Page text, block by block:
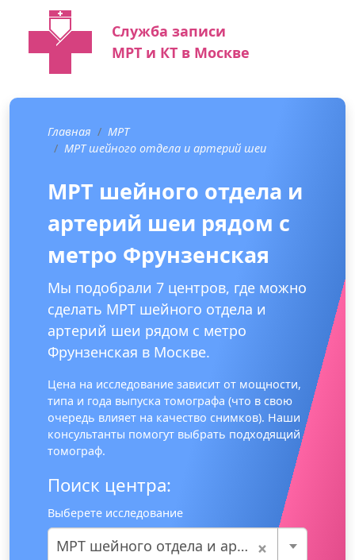
Служба записи
МРТ и КТ в Москве
Главная
МРТ
МРТ шейного отдела и артерий шеи
МРТ шейного отдела и
артерий шеи рядом с
метро Фрунзенская
Мы подобрали 7 центров, где можно
сделать МРТ шейного отдела и
артерий шеи рядом с метро
Фрунзенская в Москве.
Цена на исследование зависит от мощности,
типа и года выпуска томографа (что в свою
очередь влияет на качество снимков). Наши
консультанты помогут выбрать подходящий
томограф.
Поиск центра:
Выберете исследование
×
МРТ шейного отдела и артерий шеи